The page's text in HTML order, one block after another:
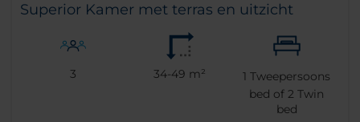
Superior Kamer met terras en uitzicht
3 34-49 m² 1 Tweepersoons
bed of2 Twin
bed